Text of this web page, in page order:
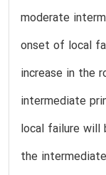
moderate
onset of local
increase in the
intermediate
local failure will
the